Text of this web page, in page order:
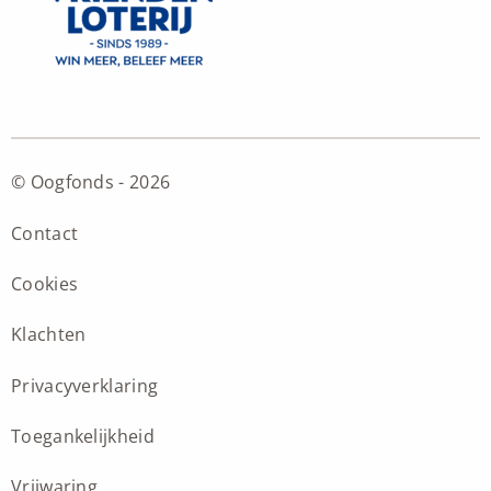
© Oogfonds - 2026
Contact
Cookies
Klachten
Privacyverklaring
Toegankelijkheid